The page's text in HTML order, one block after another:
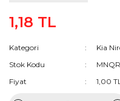
1,18 TL
Kategori
Kia
Stok Kodu
Fiyat
1,00